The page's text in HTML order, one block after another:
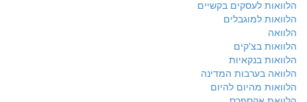
הלוואות לעסקים בקשיים
הלוואות למוגבלים
הלוואה
הלוואות בצ'קים
הלוואות בנקאיות
הלוואה בערבות המדינה
הלוואות מהיום להיום